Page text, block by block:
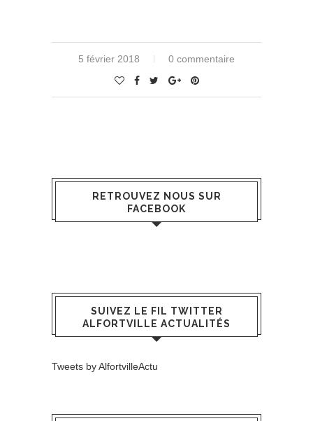
5 février 2018 0 commentaire
RETROUVEZ NOUS SUR
FACEBOOK
SUIVEZ LE FIL TWITTER
ALFORTVILLE ACTUALITÉS
Tweets by AlfortvilleActu